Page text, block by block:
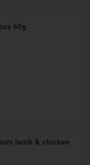
60g
lamb & chicken